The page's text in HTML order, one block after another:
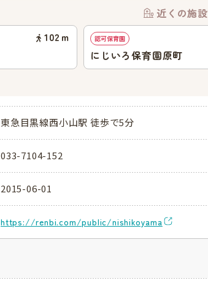
近くの施設
102 ｍ
認可保育園
にじいろ保育園原町
東急目黒線西小山駅 徒歩で5分
033-7104-152
2015-06-01
https://renbi.com/public/nishikoyama